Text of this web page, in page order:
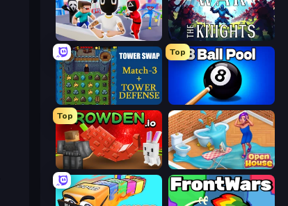
War the Knights
Tower Swap
Top
Top
Grow A Garden | Growden.io Open House